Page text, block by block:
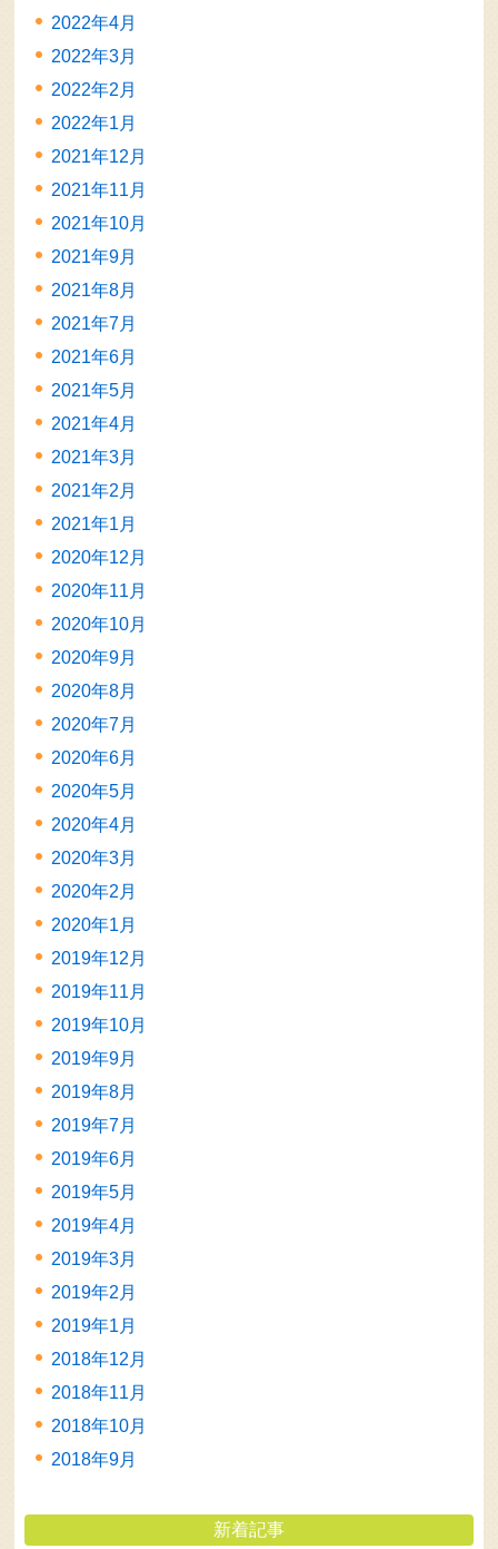
2022年4月
2022年3月
2022年2月
2022年1月
2021年12月
2021年11月
2021年10月
2021年9月
2021年8月
2021年7月
2021年6月
2021年5月
2021年4月
2021年3月
2021年2月
2021年1月
2020年12月
2020年11月
2020年10月
2020年9月
2020年8月
2020年7月
2020年6月
2020年5月
2020年4月
2020年3月
2020年2月
2020年1月
2019年12月
2019年11月
2019年10月
2019年9月
2019年8月
2019年7月
2019年6月
2019年5月
2019年4月
2019年3月
2019年2月
2019年1月
2018年12月
2018年11月
2018年10月
2018年9月
新着記事